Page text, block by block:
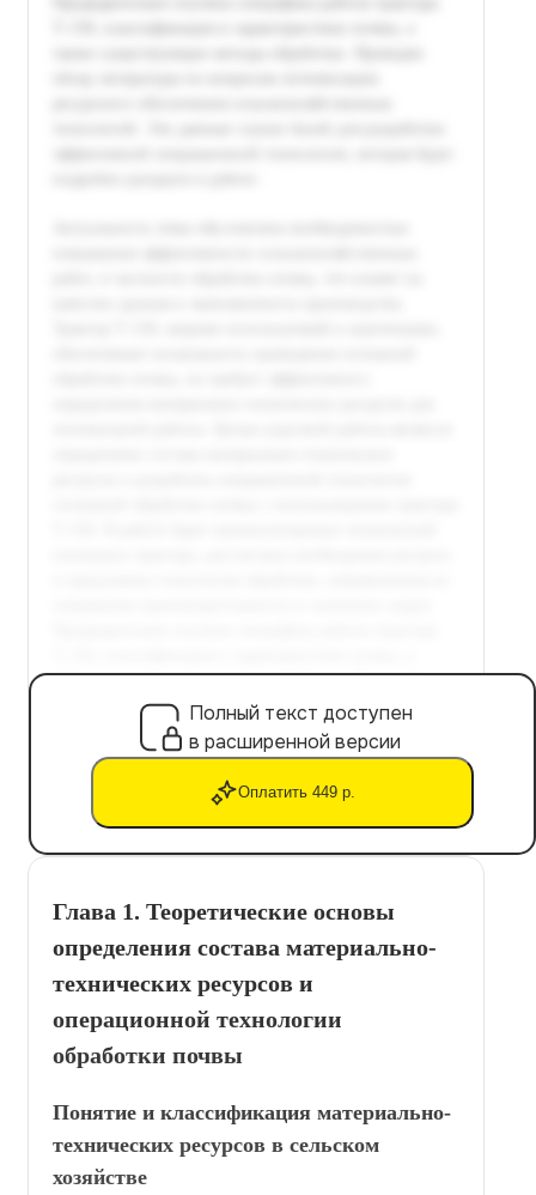
Полный текст доступен
в расширенной версии
Оплатить 449 р.
Глава 1. Теоретические основы
определения состава материально-
технических ресурсов и
операционной технологии
обработки почвы
Понятие и классификация материально-
технических ресурсов в сельском
хозяйстве